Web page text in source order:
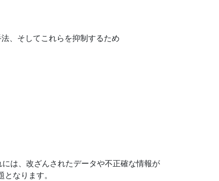
、そしてこれらを抑制するため
は、改ざんされたデータや不正確な情報が
なります。